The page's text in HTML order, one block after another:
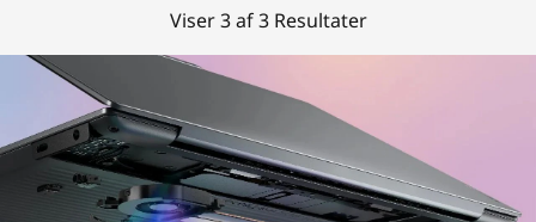
Viser 3 af 3 Resultater